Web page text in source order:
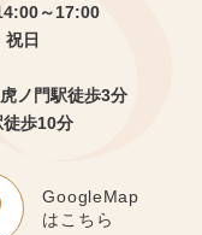
～17:00
日
虎ノ門駅徒歩3分
歩10分
GoogleMap
はこちら